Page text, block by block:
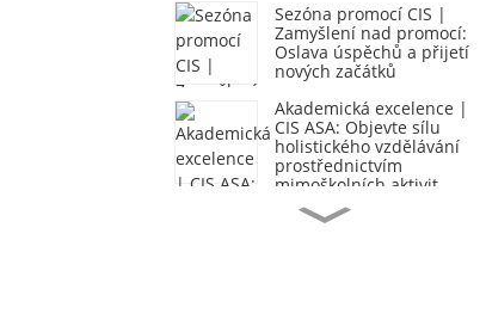
Sezóna promocí CIS |
Zamyšlení nad promocí:
Oslava úspěchů a přijetí
nových začátků
Akademická excelence |
CIS ASA: Objevte sílu
holistického vzdělávání
prostřednictvím
mimoškolních aktivit
Starostlivá komunita |